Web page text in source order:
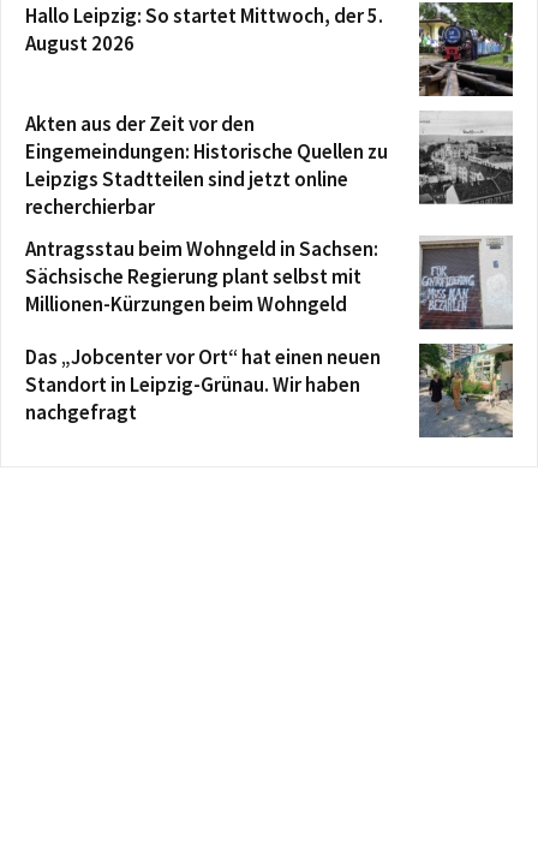
Hallo Leipzig: So startet Mittwoch, der 5.
August 2026
Akten aus der Zeit vor den
Eingemeindungen: Historische Quellen zu
Leipzigs Stadtteilen sind jetzt online
recherchierbar
Antragsstau beim Wohngeld in Sachsen:
Sächsische Regierung plant selbst mit
Millionen-Kürzungen beim Wohngeld
Das „Jobcenter vor Ort“ hat einen neuen
Standort in Leipzig-Grünau. Wir haben
nachgefragt